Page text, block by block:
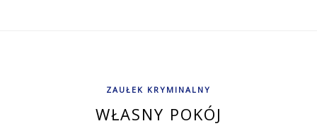
ZAUŁEK KRYMINALNY
WŁASNY POKÓJ